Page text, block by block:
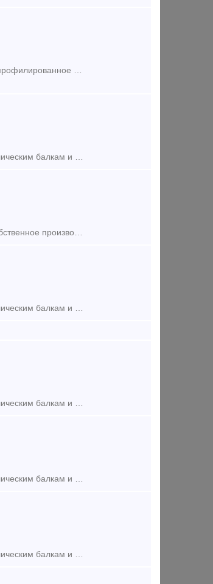
Рельс железнодорожный 50 тип Р50 ГОСТ Р 51685 - 2000 25 м Н новый — это стальное профилированное прокатное изделие в виде полос. Железнодорожные рельсы могут быть четырех видов: Р50, Р65, Р65К (для кр
Предложение (продажа) Производим крепления для всех типов крановых рельс к металлическим балкам и бетонным основаниям по ТУ и ГОСТ 24741-81. Планка Прижимная
Предложение (продажа) Изготавливаем прижимные крепления подкранового пути == Собственное производство! Доставка по России! === Изгот
Предложение (продажа) Производим крепления для всех типов крановых рельс к металлическим балкам и бетонным основаниям по ТУ и ГОСТ 24741-81. Планка Прижимная
Предложение (продажа) Производим крепления для всех типов крановых рельс к металлическим балкам и бетонным основаниям по ТУ и ГОСТ 24741-81. Планка Прижимная
Предложение (продажа) Производим крепления для всех типов крановых рельс к металлическим балкам и бетонным основаниям по ТУ и ГОСТ 24741-81. Планка Прижимная
Предложение (продажа) Производим крепления для всех типов крановых рельс к металлическим балкам и бетонным основаниям по ТУ и ГОСТ 24741-81. Планка Прижимная